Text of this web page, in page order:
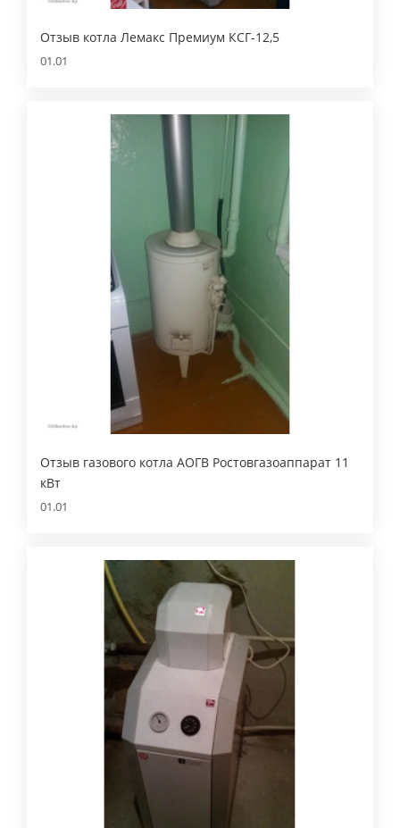
Отзыв котла Лемакс Премиум КСГ-12,5
01.01
Отзыв газового котла АОГВ Ростовгазоаппарат 11
кВт
01.01